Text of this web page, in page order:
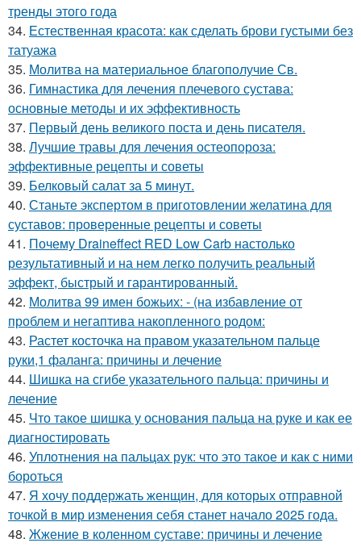
тренды этого года
34. Естественная красота: как сделать брови густыми без
татуажа
35. Молитва на материальное благополучие Св.
36. Гимнастика для лечения плечевого сустава:
основные методы и их эффективность
37. Первый день великого поста и день писателя.
38. Лучшие травы для лечения остеопороза:
эффективные рецепты и советы
39. Белковый салат за 5 минут.
40. Станьте экспертом в приготовлении желатина для
суставов: проверенные рецепты и советы
41. Почему Draineffect RED Low Carb настолько
результативный и на нем легко получить реальный
эффект, быстрый и гарантированный.
42. Молитва 99 имен божьих: - (на избавление от
проблем и негаптива накопленного родом:
43. Растет косточка на правом указательном пальце
руки,1 фаланга: причины и лечение
44. Шишка на сгибе указательного пальца: причины и
лечение
45. Что такое шишка у основания пальца на руке и как ее
диагностировать
46. Уплотнения на пальцах рук: что это такое и как с ними
бороться
47. Я хочу поддержать женщин, для которых отправной
точкой в мир изменения себя станет начало 2025 года.
48. Жжение в коленном суставе: причины и лечение